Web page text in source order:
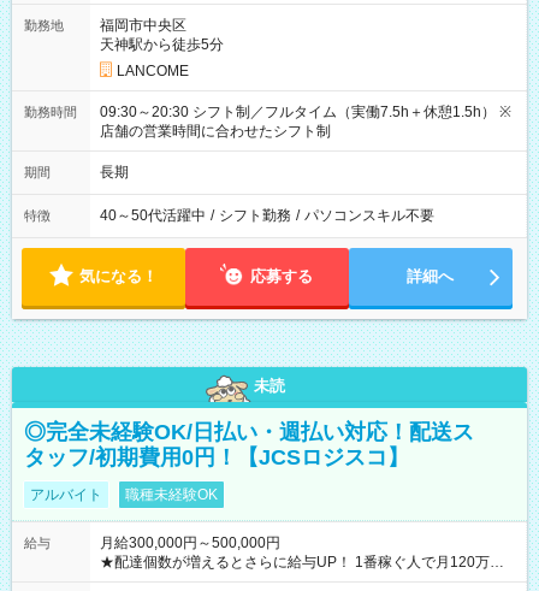
勤務地
福岡市中央区
天神駅から徒歩5分
LANCOME
勤務時間
09:30～20:30 シフト制／フルタイム（実働7.5h＋休憩1.5h） ※
店舗の営業時間に合わせたシフト制
期間 長期
特徴 40～50代活躍中 / シフト勤務 / パソコンスキル不要
気になる！ 応募する 詳細へ
未読
◎完全未経験OK/日払い・週払い対応！配送ス
タッフ/初期費用0円！【JCSロジスコ】
アルバイト 職種未経験OK
給与
月給300,000円～500,000円
★配達個数が増えるとさらに給与UP！ 1番稼ぐ人で月120万ほ
ど！ ・主要都市エリア 月収55万円／週5日稼働 月収65万~112